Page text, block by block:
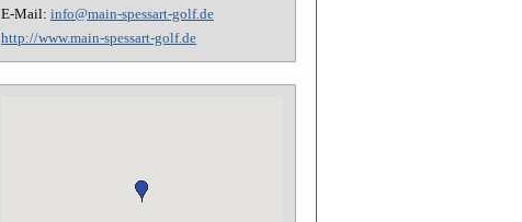
E-Mail: info@main-spessart-golf.de
http://www.main-spessart-golf.de